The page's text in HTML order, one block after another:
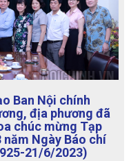
Ban Nội chính
địa phương đã
chúc mừng Tạp
Ngày Báo chí
21/6/2023)